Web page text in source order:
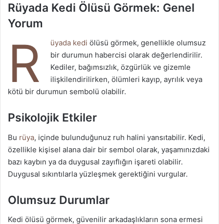
Rüyada Kedi Ölüsü Görmek: Genel
Yorum
R üyada kedi ölüsü görmek, genellikle olumsuz
bir durumun habercisi olarak değerlendirilir.
Kediler, bağımsızlık, özgürlük ve gizemle
ilişkilendirilirken, ölümleri kayıp, ayrılık veya
kötü bir durumun sembolü olabilir.
Psikolojik Etkiler
Bu rüya, içinde bulunduğunuz ruh halini yansıtabilir. Kedi,
özellikle kişisel alana dair bir sembol olarak, yaşamınızdaki
bazı kaybın ya da duygusal zayıflığın işareti olabilir.
Duygusal sıkıntılarla yüzleşmek gerektiğini vurgular.
Olumsuz Durumlar
Kedi ölüsü görmek, güvenilir arkadaşlıkların sona ermesi